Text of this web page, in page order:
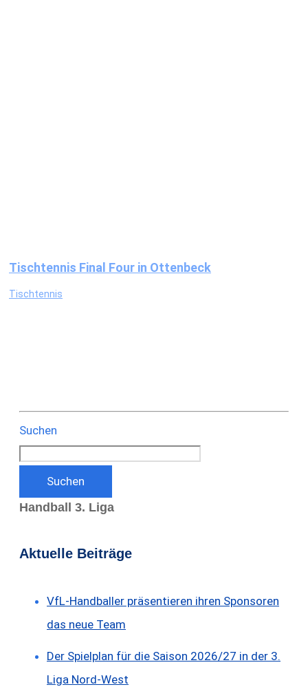
Tischtennis Final Four in Ottenbeck
Tischtennis
Suchen
Suchen
Handball 3. Liga
Aktuelle Beiträge
VfL-Handballer präsentieren ihren Sponsoren
das neue Team
Der Spielplan für die Saison 2026/27 in der 3.
Liga Nord-West